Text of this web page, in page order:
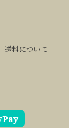
送料について